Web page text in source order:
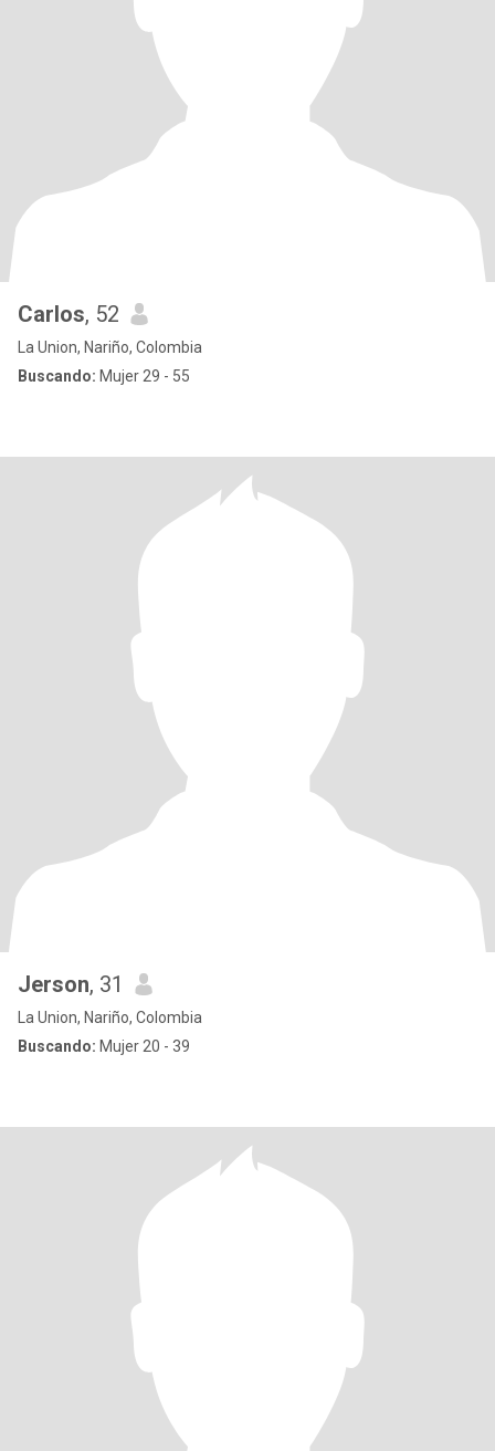
Carlos, 52
La Union, Nariño, Colombia
Buscando: Mujer 29 - 55
Jerson, 31
La Union, Nariño, Colombia
Buscando: Mujer 20 - 39